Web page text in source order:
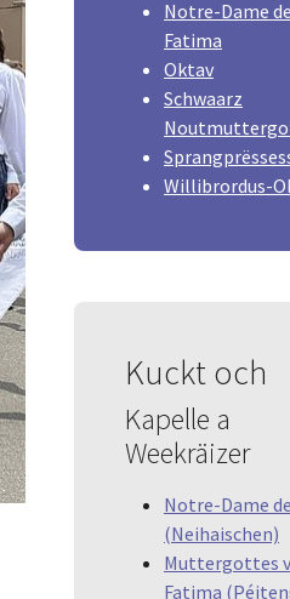
Notre-Dame de
Fatima
Oktav
Schwaarz
Willibrordus-
Kuckt och
Kapelle a
Weekräizer
Notre-Dame
(Neihaischen)
Muttergottes
Fatima